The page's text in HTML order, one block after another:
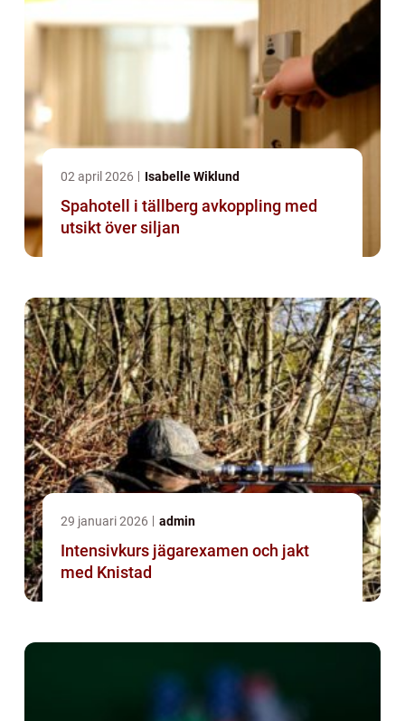
02 april 2026 Isabelle Wiklund
Spahotell i tällberg avkoppling med
utsikt över siljan
29 januari 2026 admin
Intensivkurs jägarexamen och jakt
med Knistad